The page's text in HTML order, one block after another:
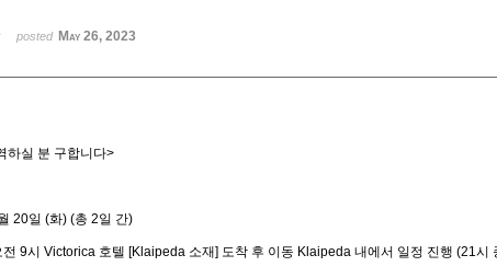
posted May 26, 2023
하실 분 구합니다>
20일 (화) (총 2일 간)
9시 Victorica 호텔 [Klaipeda 소재] 도착 후 이동 Klaipeda 내에서 일정 진행 (21시